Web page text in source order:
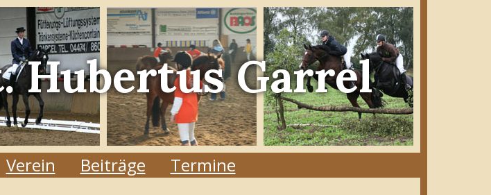
Hubertus Garrel
Verein Beiträge Termine